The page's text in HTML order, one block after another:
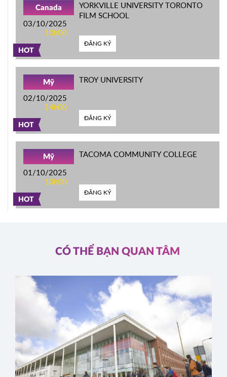
HOT
Canada
03/10/2025
10h00
YORKVILLE UNIVERSITY TORONTO
FILM SCHOOL
ĐĂNG KÝ
HOT
Mỹ
02/10/2025
14h00
TROY UNIVERSITY
ĐĂNG KÝ
HOT
Mỹ
01/10/2025
10h00
TACOMA COMMUNITY COLLEGE
ĐĂNG KÝ
CÓ THỂ BẠN QUAN TÂM